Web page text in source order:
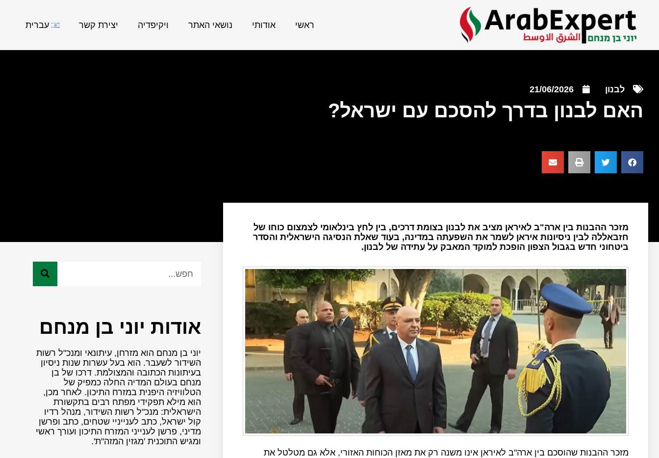
ראשי אודותי נושאי האתר ויקיפדיה יצירת קשר עברית
לבנון 21/06/2026
האם לבנון בדרך להסכם עם ישראל?
מזכר ההבנות בין ארה"ב לאיראן מציב את לבנון בצומת דרכים, בין לחץ בינלאומי לצמצום כוחו של
חזבאללה לבין ניסיונות איראן לשמר את השפעתה במדינה, בעוד שאלת הנסיגה הישראלית והסדר
ביטחוני חדש בגבול הצפון הופכת למוקד המאבק על עתידה של לבנון.
מזכר ההבנות שהוסכם בין ארה"ב לאיראן אינו משנה רק את מאזן הכוחות האזורי, אלא גם מטלטל את
אודות יוני בן מנחם
יוני בן מנחם הוא מזרחן, עיתונאי ומנכ"ל רשות
השידור לשעבר. הוא בעל עשרות שנות ניסיון
בעיתונות הכתובה והמצולמת. דרכו של בן
מנחם בעולם המדיה החלה כמפיק של
הטלוויזיה היפנית במזרח התיכון. לאחר מכן,
הוא מילא תפקידי מפתח רבים בתקשורת
הישראלית: מנכ"ל רשות השידור, מנהל רדיו
קול ישראל, כתב לענייניי שטחים, כתב ופרשן
מדיני, פרשן לענייני המזרח התיכון ועורך ראשי
ומגיש התוכנית 'מגזין המזה"ת'.